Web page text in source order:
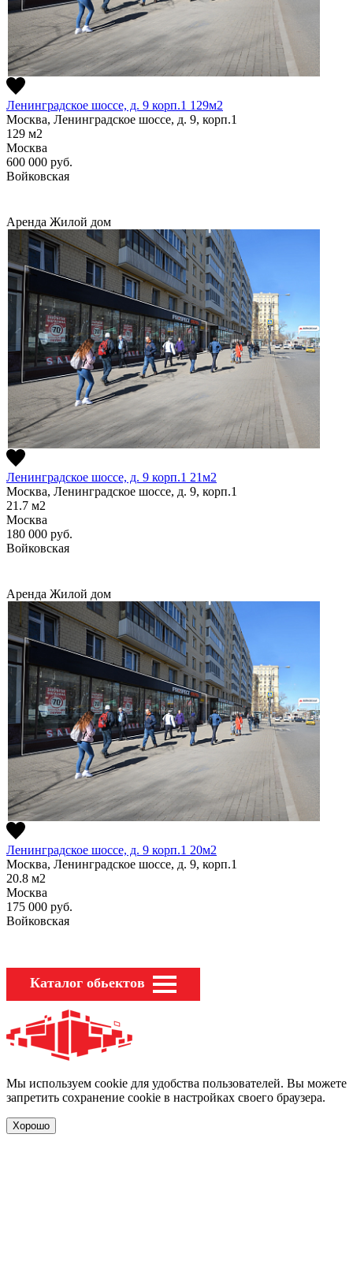
Ленинградское шоссе, д. 9 корп.1 129м2
Москва, Ленинградское шоссе, д. 9, корп.1
129 м2
Москва
600 000 руб.
Войковская
Аренда Жилой дом
Ленинградское шоссе, д. 9 корп.1 21м2
Москва, Ленинградское шоссе, д. 9, корп.1
21.7 м2
Москва
180 000 руб.
Войковская
Аренда Жилой дом
Ленинградское шоссе, д. 9 корп.1 20м2
Москва, Ленинградское шоссе, д. 9, корп.1
20.8 м2
Москва
175 000 руб.
Войковская
Каталог обьектов
Мы используем cookie для удобства пользователей. Вы можете
запретить сохранение cookie в настройках своего браузера.
Хорошо